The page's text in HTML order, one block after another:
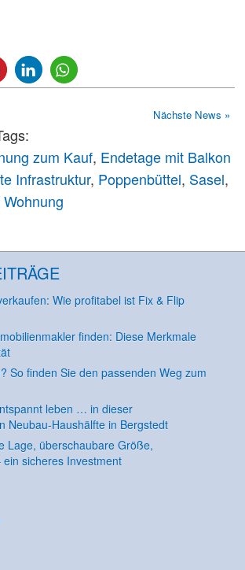
Nächste News »
zum Kauf, Endetage mit Balkon
Infrastruktur, Poppenbüttel, Sasel,
Wohnung
Wie profitabel ist Fix & Flip
finden: Diese Merkmale
So finden Sie den passenden Weg zum
leben … in dieser
Neubau-Haushälfte in Bergstedt
Lage, überschaubare Größe,
sicheres Investment